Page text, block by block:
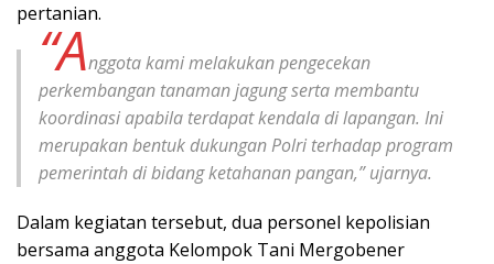
pertanian.
“Anggota kami melakukan pengecekan
perkembangan tanaman jagung serta membantu
koordinasi apabila terdapat kendala di lapangan. Ini
merupakan bentuk dukungan Polri terhadap program
pemerintah di bidang ketahanan pangan,” ujarnya.
Dalam kegiatan tersebut, dua personel kepolisian
bersama anggota Kelompok Tani Mergobener